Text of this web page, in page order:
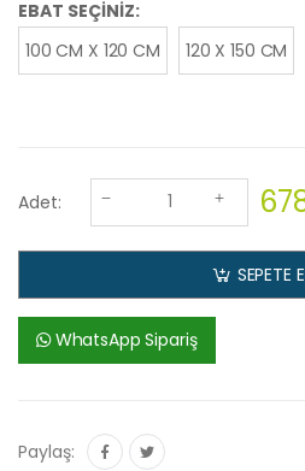
EBAT SEÇİNİZ:
100 CM X 120 CM
120 X 150 CM
Adet:
SEPETE
WhatsApp Sipariş
Paylaş: